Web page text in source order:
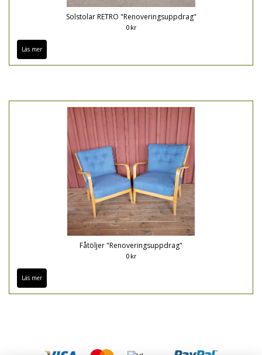
Solstolar RETRO "Renoveringsuppdrag"
0 kr
Läs mer
Fåtöljer "Renoveringsuppdrag"
0 kr
Läs mer